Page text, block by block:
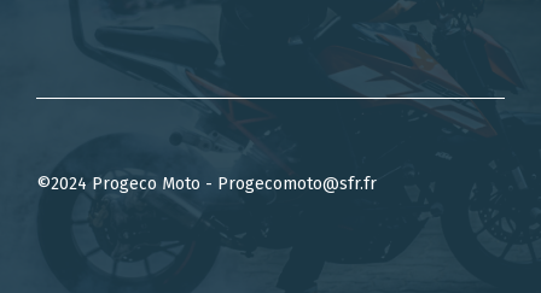
©2024 Progeco Moto - Progecomoto@sfr.fr